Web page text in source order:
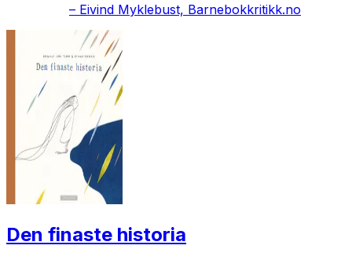
– Eivind Myklebust, Barnebokkritikk.no
Den finaste historia